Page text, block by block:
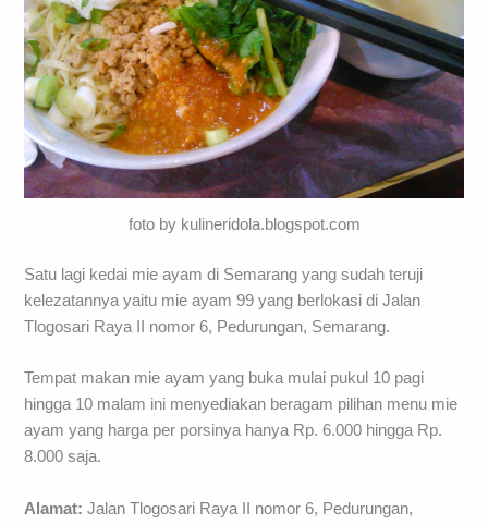
foto by kulineridola.blogspot.com
Satu lagi kedai mie ayam di Semarang yang sudah teruji
kelezatannya yaitu mie ayam 99 yang berlokasi di Jalan
Tlogosari Raya II nomor 6, Pedurungan, Semarang.
Tempat makan mie ayam yang buka mulai pukul 10 pagi
hingga 10 malam ini menyediakan beragam pilihan menu mie
ayam yang harga per porsinya hanya Rp. 6.000 hingga Rp.
8.000 saja.
Alamat: Jalan Tlogosari Raya II nomor 6, Pedurungan,